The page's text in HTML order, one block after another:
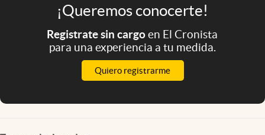
¡Queremos conocerte!
Registrate sin cargoen El Cronista
para una experiencia a tu medida.
Quiero registrarme